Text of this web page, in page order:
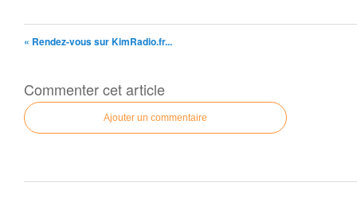
« Rendez-vous sur KimRadio.fr...
Commenter cet article
Ajouter un commentaire